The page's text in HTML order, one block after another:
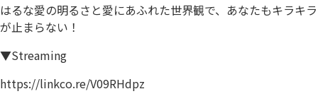
はるな愛の明るさと愛にあふれた世界観で、あなたもキラキラ
が止まらない！
▼Streaming
https://linkco.re/V09RHdpz